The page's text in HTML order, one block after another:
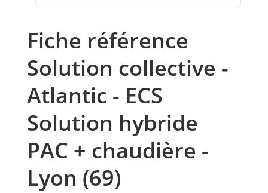
Fiche référence
Solution collective -
Atlantic - ECS
Solution hybride
PAC + chaudière -
Lyon (69)